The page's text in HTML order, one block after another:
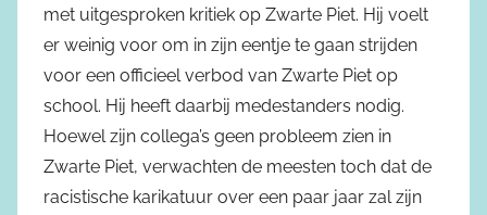
met uitgesproken kritiek op Zwarte Piet. Hij voelt
er weinig voor om in zijn eentje te gaan strijden
voor een officieel verbod van Zwarte Piet op
school. Hij heeft daarbij medestanders nodig.
Hoewel zijn collega’s geen probleem zien in
Zwarte Piet, verwachten de meesten toch dat de
racistische karikatuur over een paar jaar zal zijn